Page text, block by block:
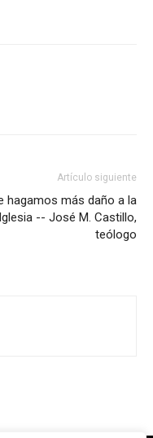
Artículo siguiente
hagamos más daño a la
Iglesia -- José M. Castillo,
teólogo